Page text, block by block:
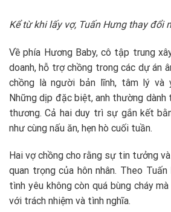
Kể từ khi lấy vợ, Tuấn Hưng thay đổi
Về phía Hương Baby, cô tập trung
doanh, hỗ trợ chồng trong các dự án
chồng là người bản lĩnh, tâm lý và
Những dịp đặc biệt, anh thường dành
thương. Cả hai duy trì sự gắn kết
như cùng nấu ăn, hẹn hò cuối tuần.
Hai vợ chồng cho rằng sự tin tưởng
quan trọng của hôn nhân. Theo
tình yêu không còn quá bùng cháy
với trách nhiệm và tình nghĩa.